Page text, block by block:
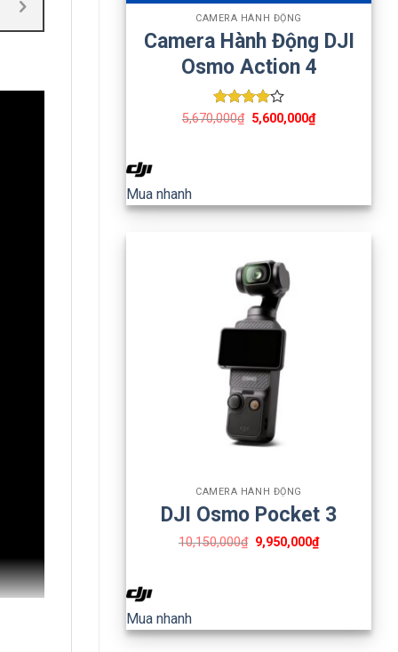
CAMERA HÀNH ĐỘNG
Camera Hành Động DJI
Osmo Action 4
Được
5,670,000₫ 5,600,000₫
Mua nhanh
CAMERA HÀNH ĐỘNG
DJI Osmo Pocket 3
10,150,000₫ 9,950,000₫
Mua nhanh